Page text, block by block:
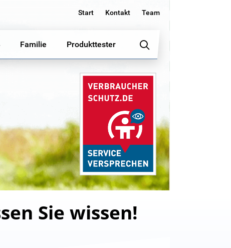
Start Kontakt Team
Familie Produkttester
Sie wissen!